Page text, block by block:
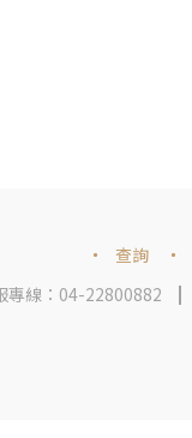
查詢
專線：04-22800882